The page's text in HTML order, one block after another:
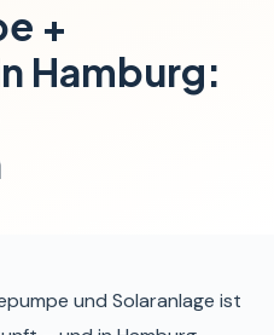
+
Hamburg:
und Solaranlage ist